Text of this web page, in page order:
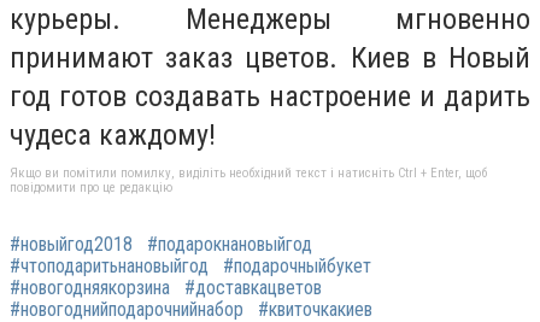
курьеры. Менеджеры мгновенно
принимают заказ цветов. Киев в Новый
год готов создавать настроение и дарить
чудеса каждому!
Якщо ви помітили помилку, виділіть необхідний текст і натисніть Ctrl + Enter, щоб
повідомити про це редакцію
#новыйгод2018
#подарокнановыйгод
#чтоподаритьнановыйгод
#подарочныйбукет
#новогодняякорзина
#доставкацветов
#новогоднийподарочнийнабор
#квиточкакиев